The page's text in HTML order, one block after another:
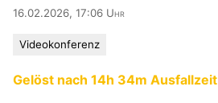
16.02.2026, 17:06 Uhr
Videokonferenz
Gelöst nach 14h 34m Ausfallzeit